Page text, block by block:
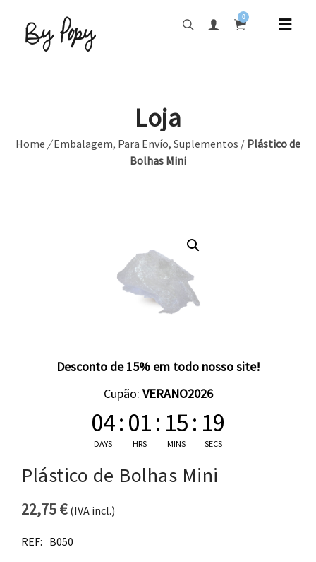
0
Loja
Home /Embalagem, Para Envío, Suplementos / Plástico de
Bolhas Mini
Desconto de 15% em todo nosso site!
Cupão: VERANO2026
04
DAYS
: 01
HRS
: 15
MINS
: 19
SECS
Plástico de Bolhas Mini
22,75€(IVA incl.)
REF: B050